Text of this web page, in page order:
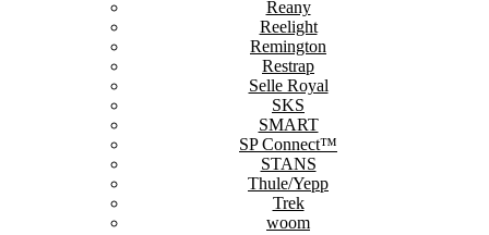
Reany
Reelight
Remington
Restrap
Selle Royal
SKS
SMART
SP Connect™
STANS
Thule/Yepp
Trek
woom